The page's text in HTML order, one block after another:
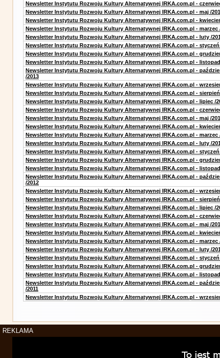
Newsletter Instytutu Rozwoju Kultury Alternatywnej IRKA.com.pl -
Newsletter Instytutu Rozwoju Kultury Alternatywnej IRKA.com.pl - maj /
Newsletter Instytutu Rozwoju Kultury Alternatywnej IRKA.com.pl -
Newsletter Instytutu Rozwoju Kultury Alternatywnej IRKA.com.pl - marzec
Newsletter Instytutu Rozwoju Kultury Alternatywnej IRKA.com.pl - luty /
Newsletter Instytutu Rozwoju Kultury Alternatywnej IRKA.com.pl - styczeń
Newsletter Instytutu Rozwoju Kultury Alternatywnej IRKA.com.pl -
Newsletter Instytutu Rozwoju Kultury Alternatywnej IRKA.com.pl - listopad
Newsletter Instytutu Rozwoju Kultury Alternatywnej IRKA.com.pl -
/2013
Newsletter Instytutu Rozwoju Kultury Alternatywnej IRKA.com.pl -
Newsletter Instytutu Rozwoju Kultury Alternatywnej IRKA.com.pl - sierpień
Newsletter Instytutu Rozwoju Kultury Alternatywnej IRKA.com.pl - lipiec /
Newsletter Instytutu Rozwoju Kultury Alternatywnej IRKA.com.pl -
Newsletter Instytutu Rozwoju Kultury Alternatywnej IRKA.com.pl - maj /
Newsletter Instytutu Rozwoju Kultury Alternatywnej IRKA.com.pl -
Newsletter Instytutu Rozwoju Kultury Alternatywnej IRKA.com.pl - marzec
Newsletter Instytutu Rozwoju Kultury Alternatywnej IRKA.com.pl - luty /
Newsletter Instytutu Rozwoju Kultury Alternatywnej IRKA.com.pl - styczeń
Newsletter Instytutu Rozwoju Kultury Alternatywnej IRKA.com.pl -
Newsletter Instytutu Rozwoju Kultury Alternatywnej IRKA.com.pl - listopad
Newsletter Instytutu Rozwoju Kultury Alternatywnej IRKA.com.pl -
/2012
Newsletter Instytutu Rozwoju Kultury Alternatywnej IRKA.com.pl -
Newsletter Instytutu Rozwoju Kultury Alternatywnej IRKA.com.pl - sierpień
Newsletter Instytutu Rozwoju Kultury Alternatywnej IRKA.com.pl - lipiec /
Newsletter Instytutu Rozwoju Kultury Alternatywnej IRKA.com.pl -
Newsletter Instytutu Rozwoju Kultury Alternatywnej IRKA.com.pl - maj /
Newsletter Instytutu Rozwoju Kultury Alternatywnej IRKA.com.pl -
Newsletter Instytutu Rozwoju Kultury Alternatywnej IRKA.com.pl - marzec
Newsletter Instytutu Rozwoju Kultury Alternatywnej IRKA.com.pl - luty /
Newsletter Instytutu Rozwoju Kultury Alternatywnej IRKA.com.pl - styczeń
Newsletter Instytutu Rozwoju Kultury Alternatywnej IRKA.com.pl -
Newsletter Instytutu Rozwoju Kultury Alternatywnej IRKA.com.pl - listopad
Newsletter Instytutu Rozwoju Kultury Alternatywnej IRKA.com.pl -
/2011
Newsletter Instytutu Rozwoju Kultury Alternatywnej IRKA.com.pl -
REKLAMA